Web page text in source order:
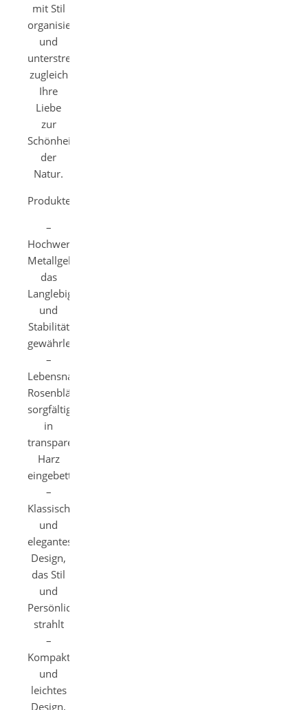
mit Stil
organisieren
und
unterstreichen
zugleich
Ihre
Liebe
zur
Schönheit
der
Natur.
Produkteigenschaften:
–
Hochwertiges
Metallgehäuse,
das
Langlebigkeit
und
Stabilität
gewährleistet
–
Lebensnahe
Rosenblätter,
sorgfältig
in
transparentem
Harz
eingebettet
–
Klassisches
und
elegantes
Design,
das Stil
und
Persönlichkeit
strahlt
–
Kompaktes
und
leichtes
Design,